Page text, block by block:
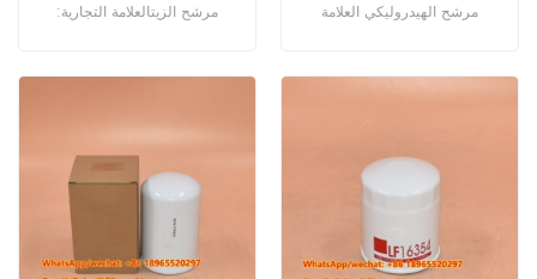
مرشح الزيتالعلامة التجارية:
Caterpillar 797F 797 793F.
مرشح الهيدروليكي العلامة
المرشح الهيدروليكي المتقاطع
SL55B SL65B.